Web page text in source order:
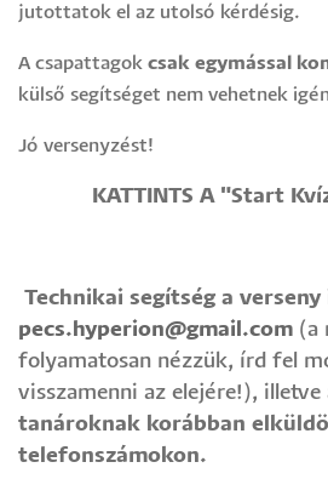
jutottatok el az utolsó kérdésig.
A csapattagok csak egymással
külső segítséget nem vehetnek
Jó versenyzést!
KATTINTS A "Start
Technikai segítség a verseny
pecs.hyperion@gmail.com (a
folyamatosan nézzük, írd fel
visszamenni az elejére! ), illetve
tanároknak korábban
telefonszámokon.